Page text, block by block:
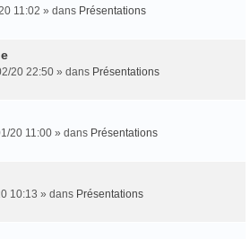
11:02 » dans Présentations
20 22:50 » dans Présentations
20 11:00 » dans Présentations
10:13 » dans Présentations